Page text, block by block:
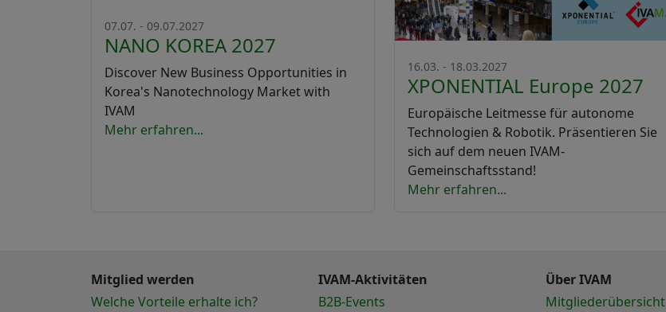
07.07. - 09.07.2027
NANO KOREA 2027
Discover New Business Opportunities in
Korea's Nanotechnology Market with
IVAM
Mehr erfahren...
16.03. - 18.03.2027
XPONENTIAL Europe 2027
Europäische Leitmesse für autonome
Technologien & Robotik. Präsentieren Sie
sich auf dem neuen IVAM-
Gemeinschaftsstand!
Mehr erfahren...
Mitglied werden
Welche Vorteile erhalte ich?
IVAM-Aktivitäten
B2B-Events
Über IVAM
Mitgliederübersicht